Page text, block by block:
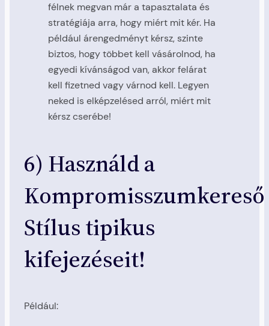
félnek megvan már a tapasztalata és
stratégiája arra, hogy miért mit kér. Ha
például árengedményt kérsz, szinte
biztos, hogy többet kell vásárolnod, ha
egyedi kívánságod van, akkor felárat
kell fizetned vagy várnod kell. Legyen
neked is elképzelésed arról, miért mit
kérsz cserébe!
6) Használd a
Kompromisszumkereső
Stílus tipikus
kifejezéseit!
Például: